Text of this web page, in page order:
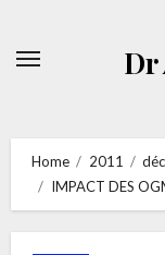
Dr
Home 2011
IMPACT DES